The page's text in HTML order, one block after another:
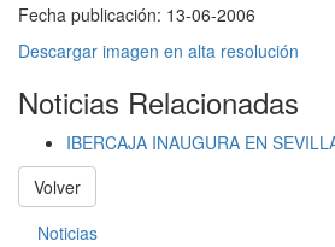
Fecha publicación: 13-06-2006
Descargar imagen en alta resolución
Noticias Relacionadas
IBERCAJA INAUGURA EN
Volver
Noticias